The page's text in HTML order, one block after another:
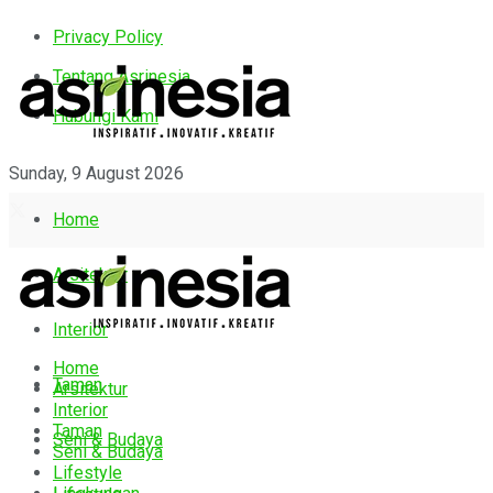
Privacy Policy
Tentang Asrinesia
Hubungi Kami
Sunday, 9 August 2026
Home
Arsitektur
Interior
Taman
Seni & Budaya
Home
Arsitektur
Interior
Taman
Seni & Budaya
Lifestyle